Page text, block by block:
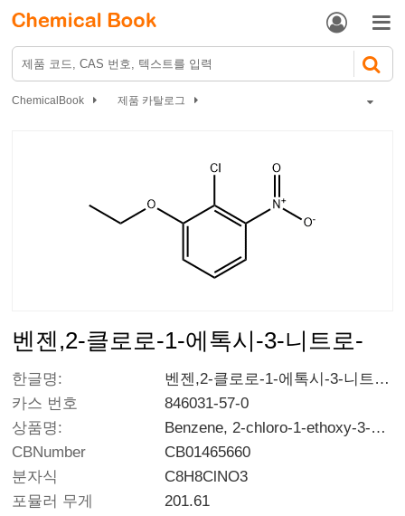
 
ChemicalBook
제품 카탈로그
벤젠,2-클로로-1-에톡시-3-니트로-
한글명:
벤젠,2-클로로-1-에톡시-3-니트로-
카스 번호
846031-57-0
상품명:
Benzene, 2-chloro-1-ethoxy-3-nitro-
CBNumber
CB01465660
분자식
C8H8ClNO3
포뮬러 무게
201.61